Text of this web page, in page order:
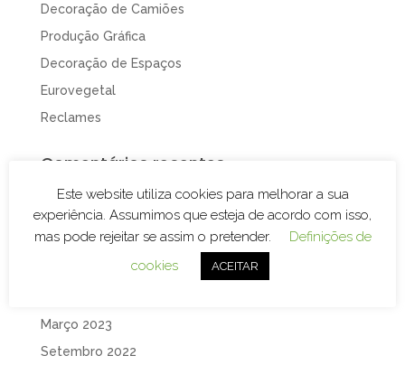
Decoração de Camiões
Produção Gráfica
Decoração de Espaços
Eurovegetal
Reclames
Comentários recentes
Arquivo
Maio 2026
Março 2023
Setembro 2022
Este website utiliza cookies para melhorar a sua
experiência. Assumimos que esteja de acordo com isso,
mas pode rejeitar se assim o pretender.
Definições de
cookies
ACEITAR